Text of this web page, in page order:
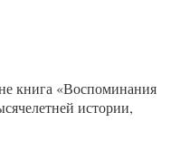
книга «Воспоминания
истории,